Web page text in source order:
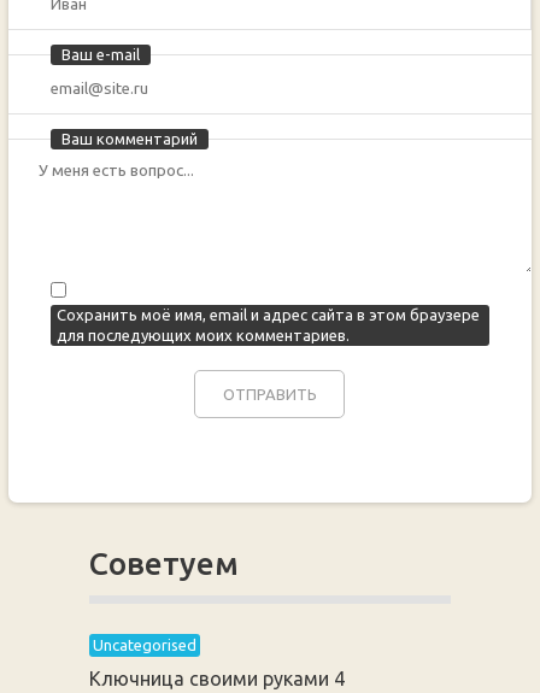
Ваш e-mail
Ваш комментарий
Сохранить моё имя, email и адрес сайта в этом браузере
для последующих моих комментариев.
Советуем
Uncategorised
Ключница своими руками 4